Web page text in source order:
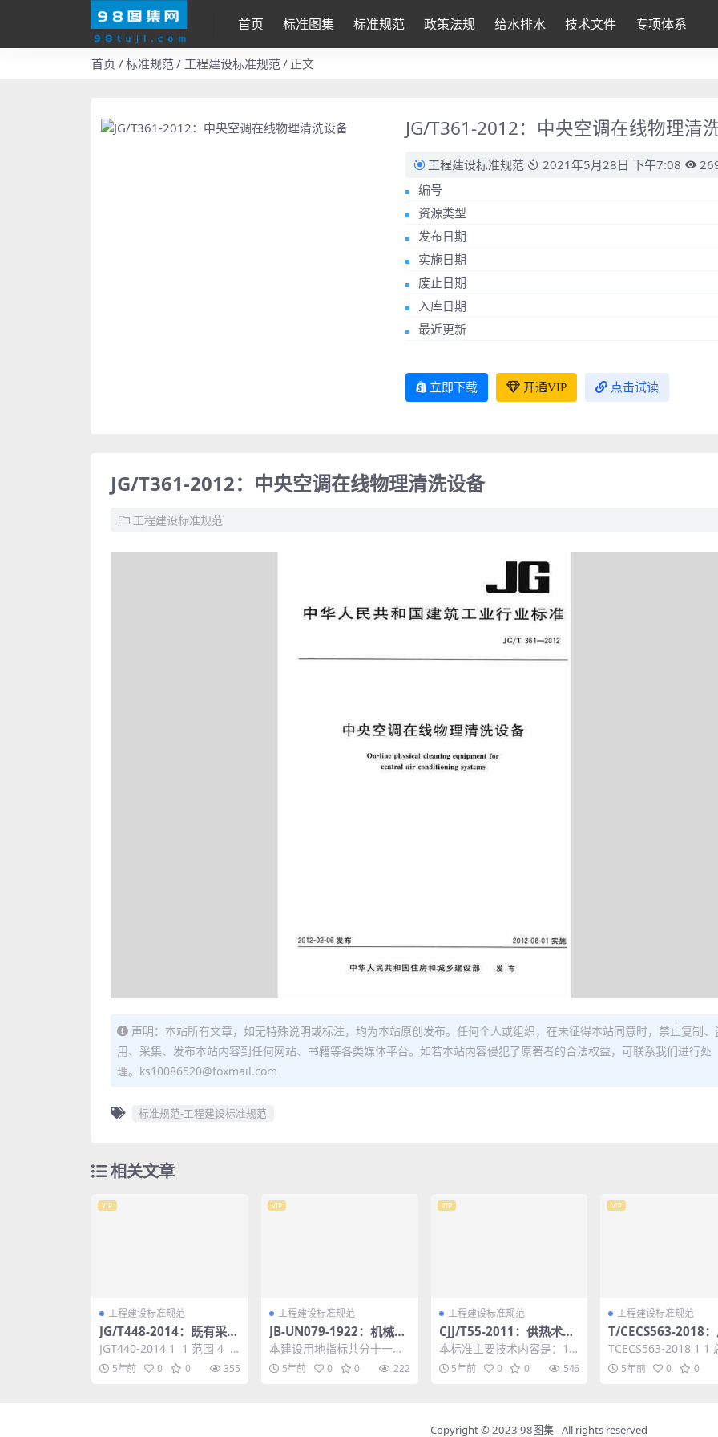
首页 标准图集 标准规范 政策法规 给水排水 技术文件 专项体系
首页 标准规范 工程建设标准规范 正文
JG/T361-2012：中央空调在线物理清
工程建设标准规范 2021年5月28日 下午7:08
编号
资源类型
发布日期
实施日期
废止日期
入库日期
最近更新
立即下载 开通VIP 点击试读
JG/T361-2012：中央空调在线物理清洗设备
工程建设标准规范
声明：本站所有文章，如无特殊说明或标注，均为本站原创发布。任何个人或组织，在未征得本站同意时，禁止复制、
用、采集、发布本站内容到任何网站、书籍等各类媒体平台。如若本站内容侵犯了原著者的合法权益，可联系我们进行处
理。ks10086520@foxmail.com
标准规范-工程建设标准规范
相关文章
VIP
工程建设标准规范
JG/T448-2014：既有采暖
居住建筑节能改造能效测
评方法
JGT440-2014 1 1 范围 4 2
规范性引用文件 4 3 术语...
5年前 0 0 355
VIP
工程建设标准规范
JB-UN079-1922：机械工
业工程项目建设用地指标
本建设用地指标共分十一章
和一个附录。这次编制的主
要内容有： 总则，合理和节
5年前 0 0 222
VIP
工程建设标准规范
CJJ/T55-2011：供热术语
标准
本标准主要技术内容是：1.
总则; 2. 基本术语; 3. 热负荷
及耗热量; 4....
5年前 0 0 546
VIP
工程建设标准规范
T/CECS563-2018
法隧道同步注浆材
技术规程
TCECS563-2018 1 1
1 2 术语和符号 12
5年前 0 0
Copyright © 2023 98图集- All rights reserved